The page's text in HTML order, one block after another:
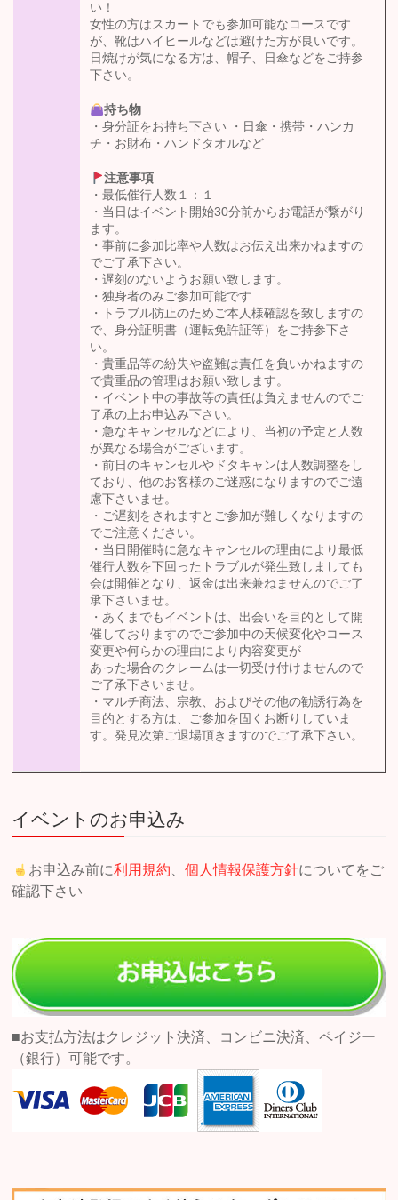
い！
女性の方はスカートでも参加可能なコースです
が、靴はハイヒールなどは避けた方が良いです。
日焼けが気になる方は、帽子、日傘などをご持参
下さい。
持ち物
・身分証をお持ち下さい ・日傘・携帯・ハンカ
チ・お財布・ハンドタオルなど
注意事項
・最低催行人数１：１
・当日はイベント開始30分前からお電話が繋がり
ます。
・事前に参加比率や人数はお伝え出来かねますの
でご了承下さい。
・遅刻のないようお願い致します。
・独身者のみご参加可能です
・トラブル防止のためご本人様確認を致しますの
で、身分証明書（運転免許証等）をご持参下さ
い。
・貴重品等の紛失や盗難は責任を負いかねますの
で貴重品の管理はお願い致します。
・イベント中の事故等の責任は負えませんのでご
了承の上お申込み下さい。
・急なキャンセルなどにより、当初の予定と人数
が異なる場合がございます。
・前日のキャンセルやドタキャンは人数調整をし
ており、他のお客様のご迷惑になりますのでご遠
慮下さいませ。
・ご遅刻をされますとご参加が難しくなりますの
でご注意ください。
・当日開催時に急なキャンセルの理由により最低
催行人数を下回ったトラブルが発生致しましても
会は開催となり、返金は出来兼ねませんのでご了
承下さいませ。
・あくまでもイベントは、出会いを目的として開
催しておりますのでご参加中の天候変化やコース
変更や何らかの理由により内容変更が
あった場合のクレームは一切受け付けませんので
ご了承下さいませ。
・マルチ商法、宗教、およびその他の勧誘行為を
目的とする方は、ご参加を固くお断りしていま
す。発見次第ご退場頂きますのでご了承下さい。
イベントのお申込み
お申込み前に利用規約 個人情報保護方針についてをご
確認下さい
■お支払方法はクレジット決済、コンビニ決済、ペイジー
（銀行）可能です。